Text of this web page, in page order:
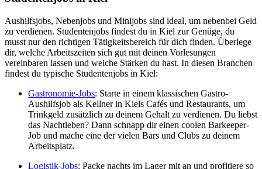
Aushilfsjobs, Nebenjobs und Minijobs sind ideal, um nebenbei Geld
zu verdienen. Studentenjobs findest du in Kiel zur Genüge, du
musst nur den richtigen Tätigkeitsbereich für dich finden. Überlege
dir, welche Arbeitszeiten sich gut mit deinen Vorlesungen
vereinbaren lassen und welche Stärken du hast. In diesen Branchen
findest du typische Studentenjobs in Kiel:
Gastronomie-Jobs: Starte in einem klassischen Gastro-
Aushilfsjob als Kellner in Kiels Cafés und Restaurants, um
Trinkgeld zusätzlich zu deinem Gehalt zu verdienen. Du liebst
das Nachtleben? Dann schnapp dir einen coolen Barkeeper-
Job und mache eine der vielen Bars und Clubs zu deinem
Arbeitsplatz.
Logistik-Jobs: Packe nachts im Lager mit an und profitiere so